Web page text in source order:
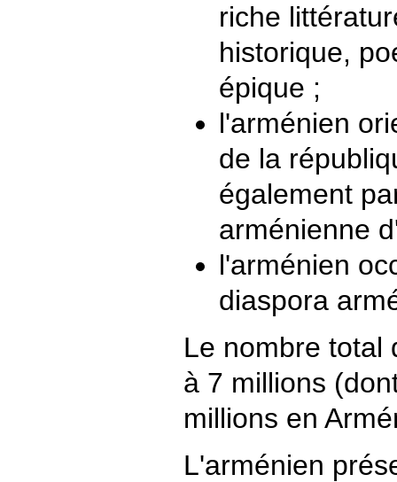
riche
historique,
épique ;
l'arménien
de la
également
arménienne
l'arménien
diaspora
Le nombre total
à 7 millions
millions en
L'arménien